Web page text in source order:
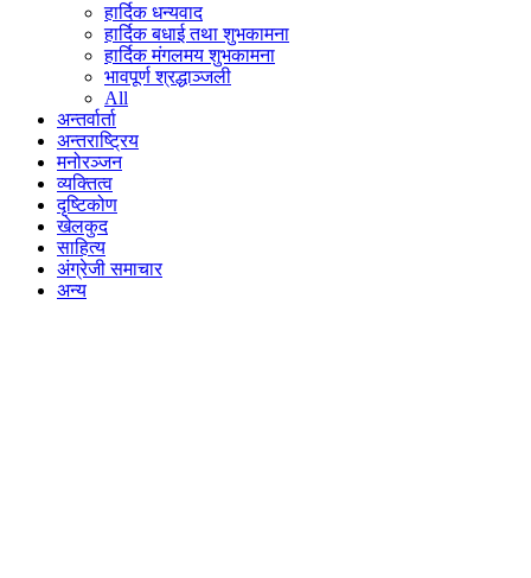
हार्दिक धन्यवाद
हार्दिक बधाई तथा शुभकामना
हार्दिक मंगलमय शुभकामना
भावपूर्ण श्रद्धाञ्जली
All
अन्तर्वार्ता
अन्तराष्ट्रिय
मनोरञ्जन
व्यक्तित्व
दृष्टिकोण
खेलकुद
साहित्य
अंग्रेजी समाचार
अन्य